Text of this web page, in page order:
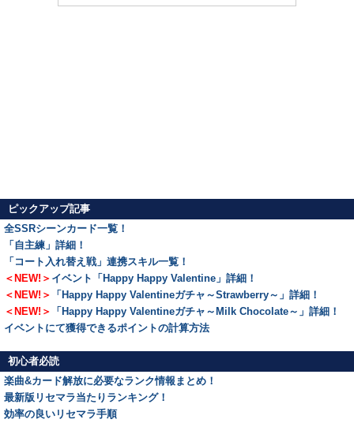
ピックアップ記事
全SSRシーンカード一覧！
「自主練」詳細！
「コート入れ替え戦」連携スキル一覧！
＜NEW!＞ イベント「Happy Happy Valentine」詳細！
＜NEW!＞
「Happy Happy Valentineガチャ～Strawberry～」詳細！
＜NEW!＞
「Happy Happy Valentineガチャ～Milk Chocolate～」詳細！
イベントにて獲得できるポイントの計算方法
初心者必読
楽曲&カード解放に必要なランク情報まとめ！
最新版リセマラ当たりランキング！
効率の良いリセマラ手順